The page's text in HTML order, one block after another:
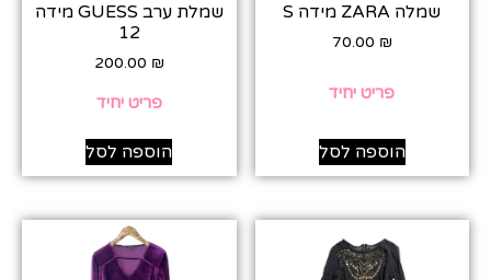
שמלה ZARA מידה S
70.00 ₪
פריט יחיד
הוספה לסל
שמלת ערב GUESS מידה
12
200.00 ₪
פריט יחיד
הוספה לסל